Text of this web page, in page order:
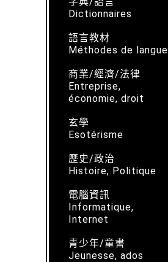
Dictionnaires
語言教材
Méthodes de langue
商業/經濟/法律
Entreprise,
économie, droit
玄學
Esotérisme
歷史/政治
Histoire, Politique
電腦資訊
Informatique,
Internet
青少年/童書
Jeunesse, ados